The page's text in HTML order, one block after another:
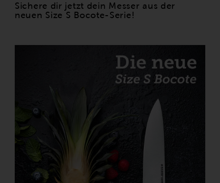
Sichere dir jetzt dein Messer aus der
neuen Size S Bocote-Serie!